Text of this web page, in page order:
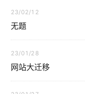
23/02/12
无题
23/01/28
网站大迁移